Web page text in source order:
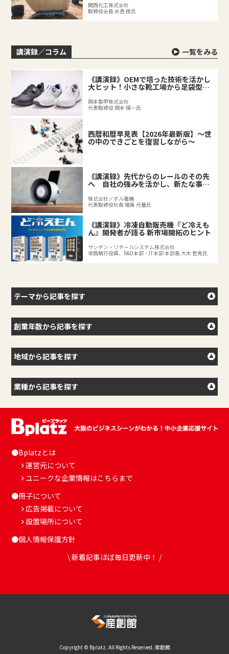
関西化工株式会社
取締役会長 余吾 俊氏
講演録／コラム 一覧をみる
《講演録》OEMで培った技術を活かし
大ヒット！小さな靴工場から足袋型シ
ューズが誕生するまで
岡本製甲株式会社
代表取締役 岡本 陽一氏
西暦和暦早見表【2026年最新版】～世
の中のできごとを復習しながら～
《講演録》先代からのレールのその先
へ 自社の強みを活かし、新たな事業
株式会社ノボル電機
代表取締役社長 猪奥 元基氏
《講演録》冷凍自動販売機『ど冷えも
ん』開発者が語る 新市場開拓のヒント
サンデン・リテールシステム株式会社
常務執行役員、R&D本部・IT本部 本部長 大木 哲秀氏
テーマから記事を探す
創業年数から記事を探す
地域から記事を探す
業種から記事を探す
●Bplatzとは
運営元について
ユニークな企業情報はこちらまで
●冊子について
広告掲載について
設置場所について
●個人情報保護方針
\ 新着記事ほぼ毎日更新中！ /
Copyright © Bplatz. All Rights Reserved. 産創館